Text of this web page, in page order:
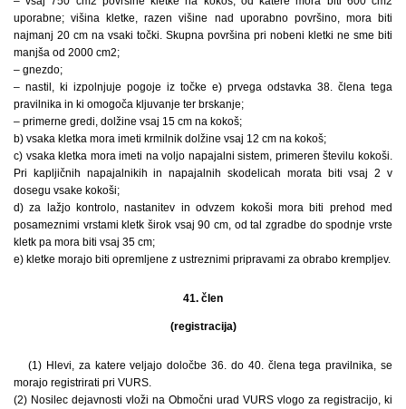
uporabne; višina kletke, razen višine nad uporabno površino, mora biti
najmanj 20 cm na vsaki točki. Skupna površina pri nobeni kletki ne sme biti
manjša od 2000 cm2;
– gnezdo;
– nastil, ki izpolnjuje pogoje iz točke e) prvega odstavka 38. člena tega
pravilnika in ki omogoča kljuvanje ter brskanje;
– primerne gredi, dolžine vsaj 15 cm na kokoš;
b) vsaka kletka mora imeti krmilnik dolžine vsaj 12 cm na kokoš;
c) vsaka kletka mora imeti na voljo napajalni sistem, primeren številu kokoši.
Pri kapljičnih napajalnikih in napajalnih skodelicah morata biti vsaj 2 v
dosegu vsake kokoši;
d) za lažjo kontrolo, nastanitev in odvzem kokoši mora biti prehod med
posameznimi vrstami kletk širok vsaj 90 cm, od tal zgradbe do spodnje vrste
kletk pa mora biti vsaj 35 cm;
e) kletke morajo biti opremljene z ustreznimi pripravami za obrabo krempljev.
41. člen
(registracija)
(1) Hlevi, za katere veljajo določbe 36. do 40. člena tega pravilnika, se
morajo registrirati pri VURS.
(2) Nosilec dejavnosti vloži na Območni urad VURS vlogo za registracijo, ki